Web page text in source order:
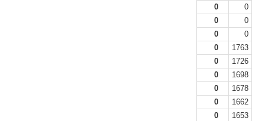
0
0
0
0
0
0
0
1763
0
1726
0
1698
0
1678
0
1662
0
1653